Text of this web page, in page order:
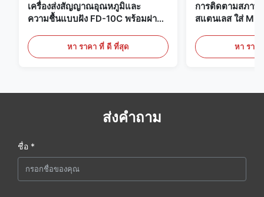
เครื่องส่งสัญญาณอุณหภูมิและ
ความชื้นแบบฝัง FD-10C พร้อมฝา
เลสสตีล 316Lหา ราคา ที่ ดี ที่สุด
การติดตามสภาพ
สแตนเลส ใส่
ทางการแพทย์ / ค
หา ราค
ส่งคำถาม
ชื่อ *